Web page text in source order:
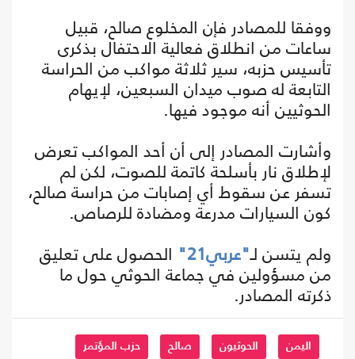
ووفقا للمصادر فإن المخلوع صالح، قبيل
ساعات من انطلاق فعالية الاحتفال بذكرى
تأسيس حزبه، سير ثلاثة مواكب من الحراسة
التابعة له صوب ميدان السبعين، لإيهام
الحوثيين أنه موجود فيها.
وأشارت المصادر إلى أن أحد المواكب تعرض
لإطلاق نار بأسلحة كاتمة للصوت، لكن لم
تسفر عن سقوط أي إصابات من حراسة صالح،
كون السيارات مدرعة ومضادة للرصاص.
ولم يتسن لـ"عربي21" الحصول على تعليق
من مسؤولين في جماعة الحوثي حول ما
ذكرته المصادر.
اليمن الحوثيون صالح حزب المؤتمر